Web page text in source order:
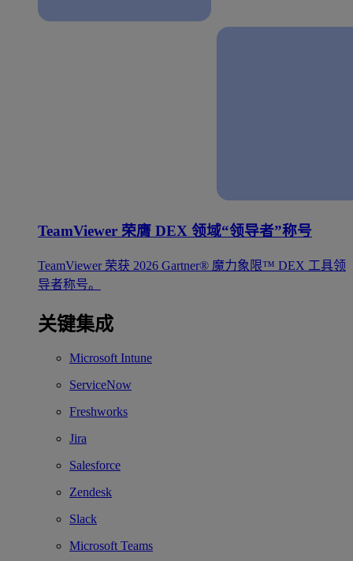
TeamViewer 荣膺 DEX 领域“领导者”称号
TeamViewer 荣获 2026 Gartner® 魔力象限™ DEX 工具领
导者称号。
关键集成
Microsoft Intune
ServiceNow
Freshworks
Jira
Salesforce
Zendesk
Slack
Microsoft Teams